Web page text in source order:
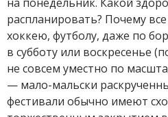
распланировать? Почему
хоккею, футболу, даже по
в субботу или воскресенье
не совсем уместно по
— мало-мальски
фестивали обычно имеют